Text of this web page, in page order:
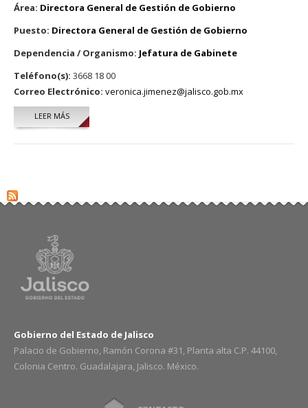
Área: Directora General de Gestión de Gobierno
Puesto: Directora General de Gestión de Gobierno
Dependencia / Organismo: Jefatura de Gabinete
Teléfono(s): 3668 18 00
Correo Electrónico: veronica.jimenez@jalisco.gob.mx
LEER MÁSSOBRE VERÓNICA MAGDALENA JIMÉNEZ VÁZQUEZ
Gobierno del Estado de Jalisco
Palacio de Gobierno, Ramón Corona #31, Planta alta C.P. 44100,
Colonia Centro. Guadalajara, Jalisco. México.